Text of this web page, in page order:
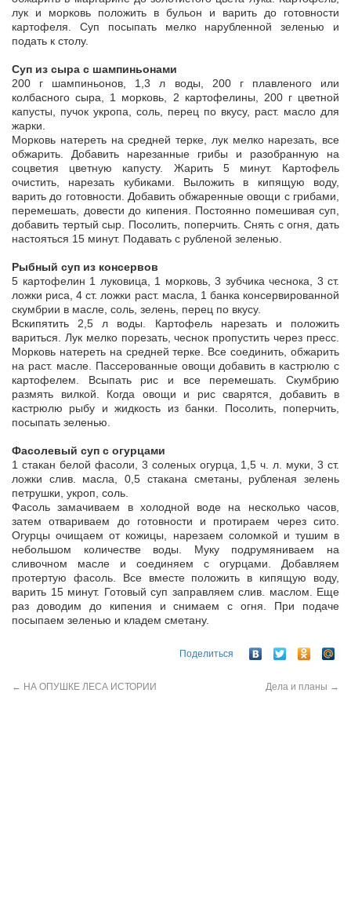
лук и морковь положить в бульон и варить до готовности
картофеля. Суп посыпать мелко нарубленной зеленью и
подать к столу.
Суп из сыра с шампиньонами
200 г шампиньонов, 1,3 л воды, 200 г плавленого или
колбасного сыра, 1 морковь, 2 картофелины, 200 г цветной
капусты, пучок укропа, соль, перец по вкусу, раст. масло для
жарки.
Морковь натереть на средней терке, лук мелко нарезать, все
обжарить. Добавить нарезанные грибы и разобранную на
соцветия цветную капусту. Жарить 5 минут. Картофель
очистить, нарезать кубиками. Выложить в кипящую воду,
варить до готовности. Добавить обжаренные овощи с грибами,
перемешать, довести до кипения. Постоянно помешивая суп,
добавить тертый сыр. Посолить, поперчить. Снять с огня, дать
настояться 15 минут. Подавать с рубленой зеленью.
Рыбный суп из консервов
5 картофелин 1 луковица, 1 морковь, 3 зубчика чеснока, 3 ст.
ложки риса, 4 ст. ложки раст. масла, 1 банка консервированной
скумбрии в масле, соль, зелень, перец по вкусу.
Вскипятить 2,5 л воды. Картофель нарезать и положить
вариться. Лук мелко порезать, чеснок пропустить через пресс.
Морковь натереть на средней терке. Все соединить, обжарить
на раст. масле. Пассерованные овощи добавить в кастрюлю с
картофелем. Всыпать рис и все перемешать. Скумбрию
размять вилкой. Когда овощи и рис сварятся, добавить в
кастрюлю рыбу и жидкость из банки. Посолить, поперчить,
посыпать зеленью.
Фасолевый суп с огурцами
1 стакан белой фасоли, 3 соленых огурца, 1,5 ч. л. муки, 3 ст.
ложки слив. масла, 0,5 стакана сметаны, рубленая зелень
петрушки, укроп, соль.
Фасоль замачиваем в холодной воде на несколько часов,
затем отвариваем до готовности и протираем через сито.
Огурцы очищаем от кожицы, нарезаем соломкой и тушим в
небольшом количестве воды. Муку подрумяниваем на
сливочном масле и соединяем с огурцами. Добавляем
протертую фасоль. Все вместе положить в кипящую воду,
варить 15 минут. Готовый суп заправляем слив. маслом. Еще
раз доводим до кипения и снимаем с огня. При подаче
посыпаем зеленью и кладем сметану.
Поделиться
← НА ОПУШКЕ ЛЕСА ИСТОРИИ Дела и планы →